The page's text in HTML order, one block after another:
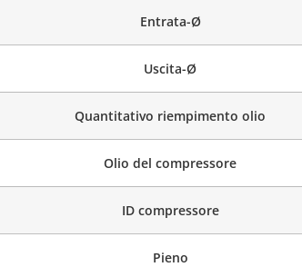
Entrata-Ø
Uscita-Ø
Quantitativo riempimento olio
Olio del compressore
ID compressore
Pieno